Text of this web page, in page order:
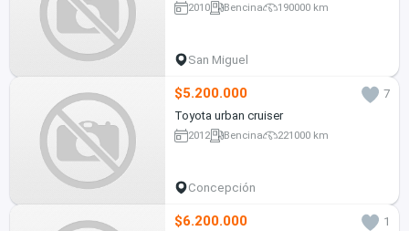
2010 Bencina 190000 km
San Miguel
$5.200.000
7
Toyota urban cruiser
2012 Bencina 221000 km
Concepción
$6.200.000
1